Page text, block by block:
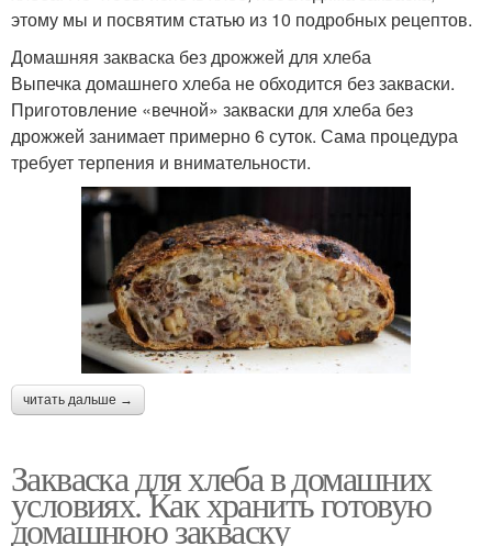
этому мы и посвятим статью из 10 подробных рецептов.
Домашняя закваска без дрожжей для хлеба
Выпечка домашнего хлеба не обходится без закваски.
Приготовление «вечной» закваски для хлеба без
дрожжей занимает примерно 6 суток. Сама процедура
требует терпения и внимательности.
читать дальше →
Закваска для хлеба в домашних
условиях. Как хранить готовую
домашнюю закваску